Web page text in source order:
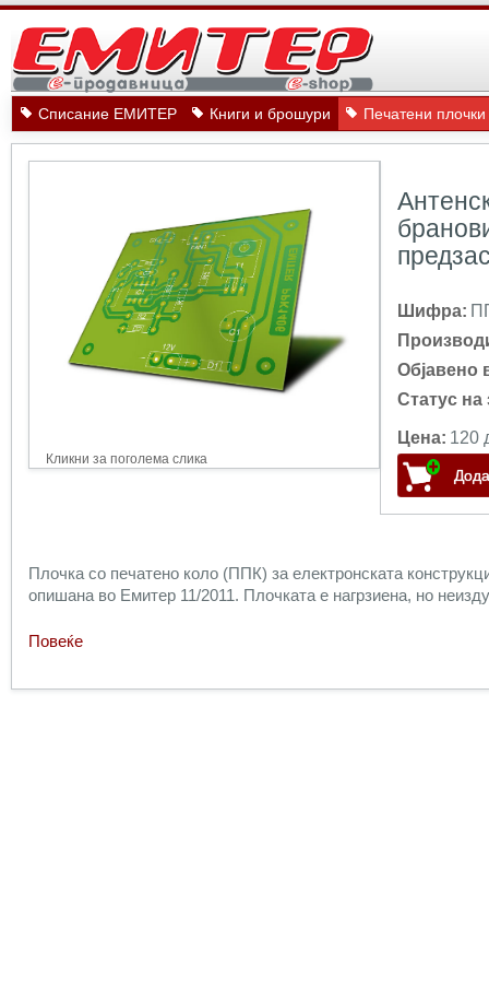
Списание ЕМИТЕР Книги и брошури Печатени
Кликни за поголема слика
Шифра:
Објавено
Статус на
Цена: 120
Плочка со печатено коло (ППК) за електронската
опишана во Емитер 11/2011. Плочката е нагрзиена, но
Повеќе